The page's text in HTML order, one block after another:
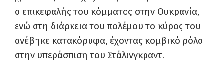
ο επικεφαλής του κόμματος στην Ουκρανία,
ενώ στη διάρκεια του πολέμου το κύρος του
ανέβηκε κατακόρυφα, έχοντας κομβικό ρόλο
στην υπεράσπιση του Στάλινγκραντ.